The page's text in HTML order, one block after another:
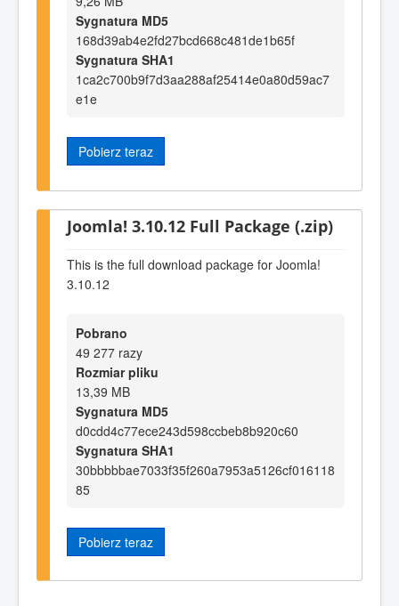
Sygnatura MD5
168d39ab4e2fd27bcd668c481de1b65f
Sygnatura SHA1
1ca2c700b9f7d3aa288af25414e0a80d59ac7
e1e
Pobierz teraz
Joomla! 3.10.12 Full Package (.zip)
This is the full download package for Joomla!
3.10.12
Pobrano
49 277 razy
Rozmiar pliku
13,39 MB
Sygnatura MD5
d0cdd4c77ece243d598ccbeb8b920c60
Sygnatura SHA1
30bbbbbae7033f35f260a7953a5126cf016118
85
Pobierz teraz